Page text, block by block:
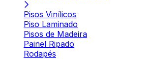
Pisos Vinílicos
Piso Laminado
Pisos de Madeira
Painel Ripado
Rodapés